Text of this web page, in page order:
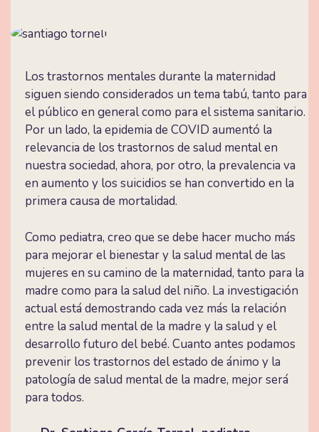
Los trastornos mentales durante la maternidad
siguen siendo considerados un tema tabú, tanto para
el público en general como para el sistema sanitario.
Por un lado, la epidemia de COVID aumentó la
relevancia de los trastornos de salud mental en
nuestra sociedad, ahora, por otro, la prevalencia va
en aumento y los suicidios se han convertido en la
primera causa de mortalidad.
Como pediatra, creo que se debe hacer mucho más
para mejorar el bienestar y la salud mental de las
mujeres en su camino de la maternidad, tanto para la
madre como para la salud del niño. La investigación
actual está demostrando cada vez más la relación
entre la salud mental de la madre y la salud y el
desarrollo futuro del bebé. Cuanto antes podamos
prevenir los trastornos del estado de ánimo y la
patología de salud mental de la madre, mejor será
para todos.